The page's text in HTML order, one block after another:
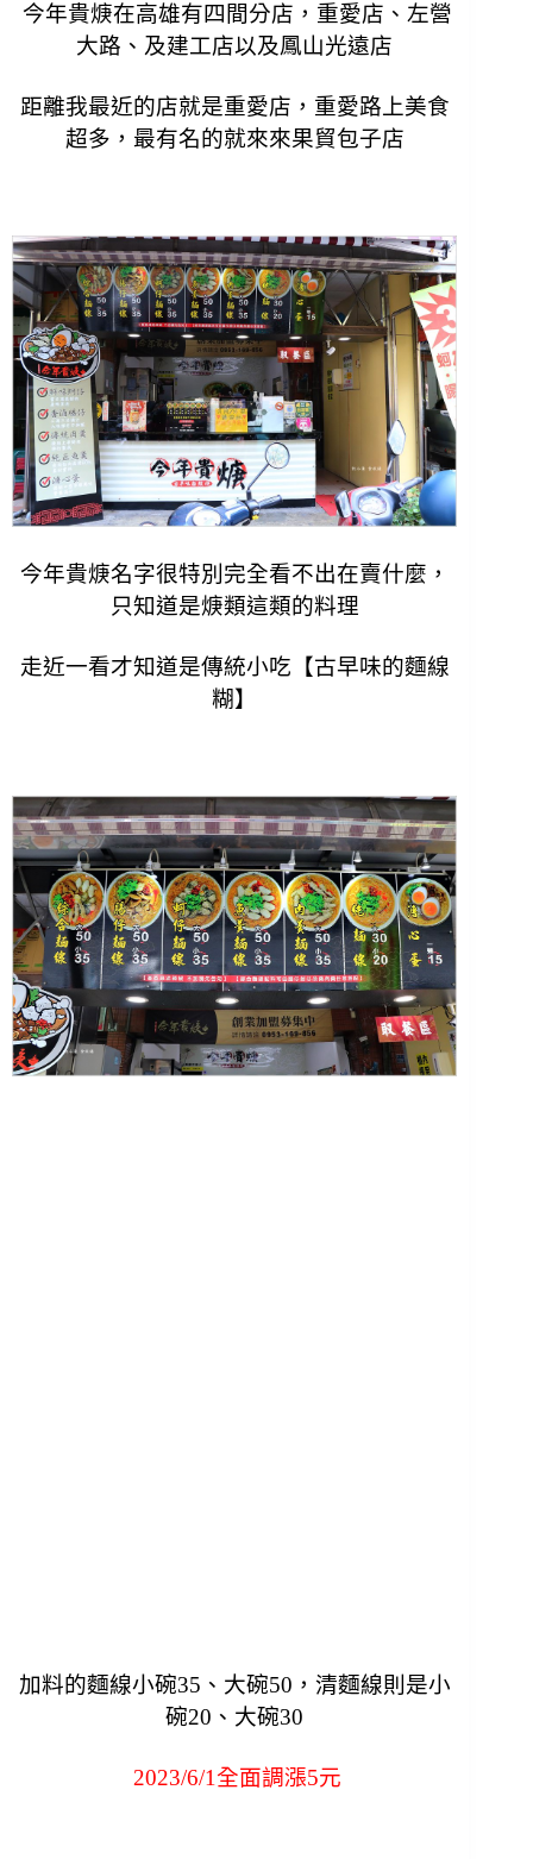
今年貴焿在高雄有四間分店，重愛店、左營
大路、及建工店以及鳳山光遠店
距離我最近的店就是重愛店，重愛路上美食
超多 ，最有名的就來來果貿包子店
今年貴焿名字很特別完全看不出在賣什麼，
只知道是焿類這類的料理
走近一看才知道是傳統小吃【古早味的麵線
糊】
加料的麵線小碗35、大碗50，清麵線則是小
碗20、大碗30
2023/6/1全面調漲5元